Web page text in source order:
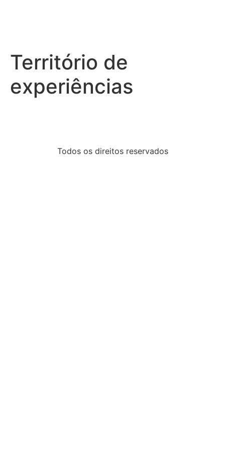
Território de
experiências
Todos os direitos reservados